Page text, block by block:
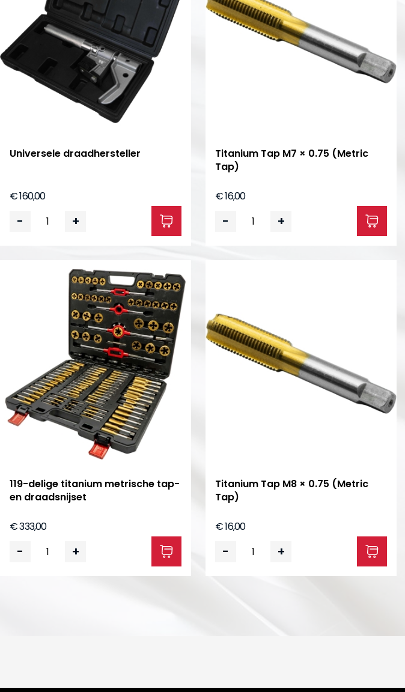
Universele draadhersteller
€ 160,00
- +
Titanium Tap M7 × 0.75 (Metric
Tap)
€ 16,00
- +
119-delige titanium metrische tap-
en draadsnijset
€ 333,00
- +
Titanium Tap M8 × 0.75 (Metric
Tap)
€ 16,00
- +